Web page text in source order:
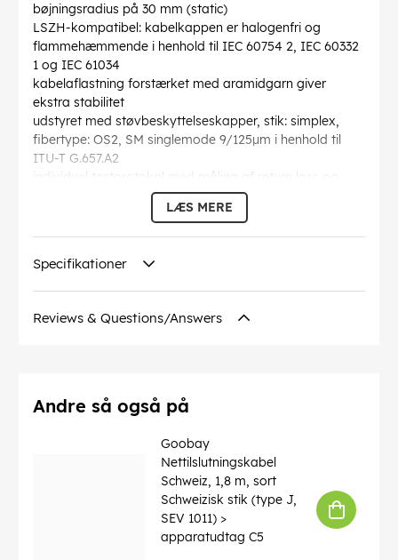
bøjningsradius på 30 mm (static)
LSZH-kompatibel: kabelkappen er halogenfri og
flammehæmmende i henhold til IEC 60754 2, IEC 60332
1 og IEC 61034
kabelaflastning forstærket med aramidgarn giver
ekstra stabilitet
udstyret med støvbeskyttelseskapper, stik: simplex,
fibertype: OS2, SM singlemode 9/125µm i henhold til
ITU-T G.657.A2
individuel testprotokol med måling af return loss og
: 30 mm
Specifikation: Singlemode (OS2) Yellow
Optisk fiber kernediameter
Optisk fiber diameter af kappe: 125 µ
Forbindelser: Ceramic Ferrule
chemical substance: Pb
Kink beskyttelse: ja
: Simplex-kabel
: Glass Fibre G.657.A2
LSZH overensstemmelse: ja
4040849596414
LÆS MERE
Specifikationer
Reviews & Questions/Answers
Andre så også på
Goobay
Nettilslutningskabel
Schweiz, 1,8 m, sort
Schweizisk stik (type J,
SEV 1011) >
apparatudtag C5